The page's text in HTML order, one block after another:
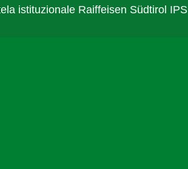
istituzionale Raiffeisen Südtirol IPS